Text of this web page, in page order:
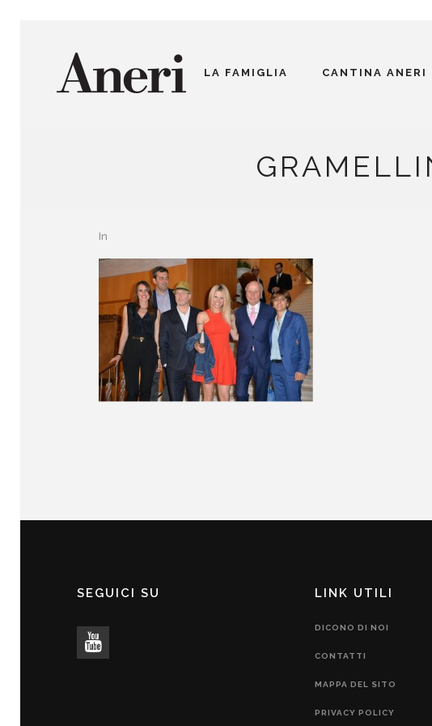
LA FAMIGLIA CANTINA ANERI
In
SEGUICI SU LINK UTILI
DICONO DI NOI
CONTATTI
MAPPA DEL SITO
PRIVACY POLICY